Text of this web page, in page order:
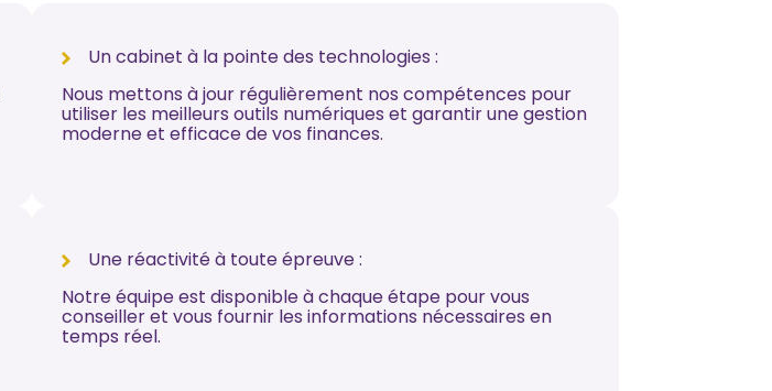
Un cabinet à la pointe des technologies :
Nous mettons à jour régulièrement nos compétences pour
utiliser les meilleurs outils numériques et garantir une gestion
moderne et efficace de vos finances.
Une réactivité à toute épreuve :
Notre équipe est disponible à chaque étape pour vous
conseiller et vous fournir les informations nécessaires en
temps réel.